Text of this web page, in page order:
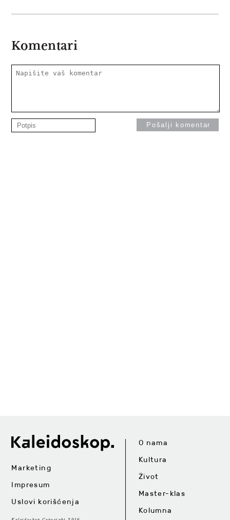
Komentari
Marketing
Impresum
Uslovi korišćenja
O nama
Kultura
Život
Master-klas
Kolumna